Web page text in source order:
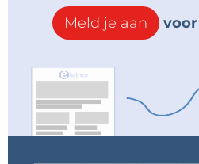
Meld je aan